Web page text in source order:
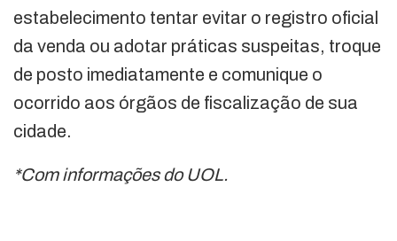
estabelecimento tentar evitar o registro oficial
da venda ou adotar práticas suspeitas, troque
de posto imediatamente e comunique o
ocorrido aos órgãos de fiscalização de sua
cidade.
*Com informações do UOL.